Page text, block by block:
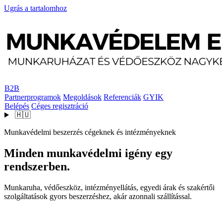
Ugrás a tartalomhoz
B2B
Partnerprogramok Megoldások Referenciák GYIK
Belépés Céges regisztráció
🇭🇺
Munkavédelmi beszerzés cégeknek és intézményeknek
Minden munkavédelmi igény egy
rendszerben.
Munkaruha, védőeszköz, intézményellátás, egyedi árak és szakértői
szolgáltatások gyors beszerzéshez, akár azonnali szállítással.